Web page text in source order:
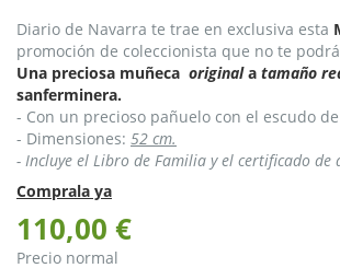
Diario de Navarra te trae en exclusiva esta
promoción de coleccionista que no te
Una preciosa muñeca originala tamaño
sanferminera.
- Con un precioso pañuelo con el escudo
- Dimensiones: 52 cm.
- Incluye el Libro de Familia y el certificado de
Comprala ya
110,00 €
Precio normal
de
la
galería
de
imágenes